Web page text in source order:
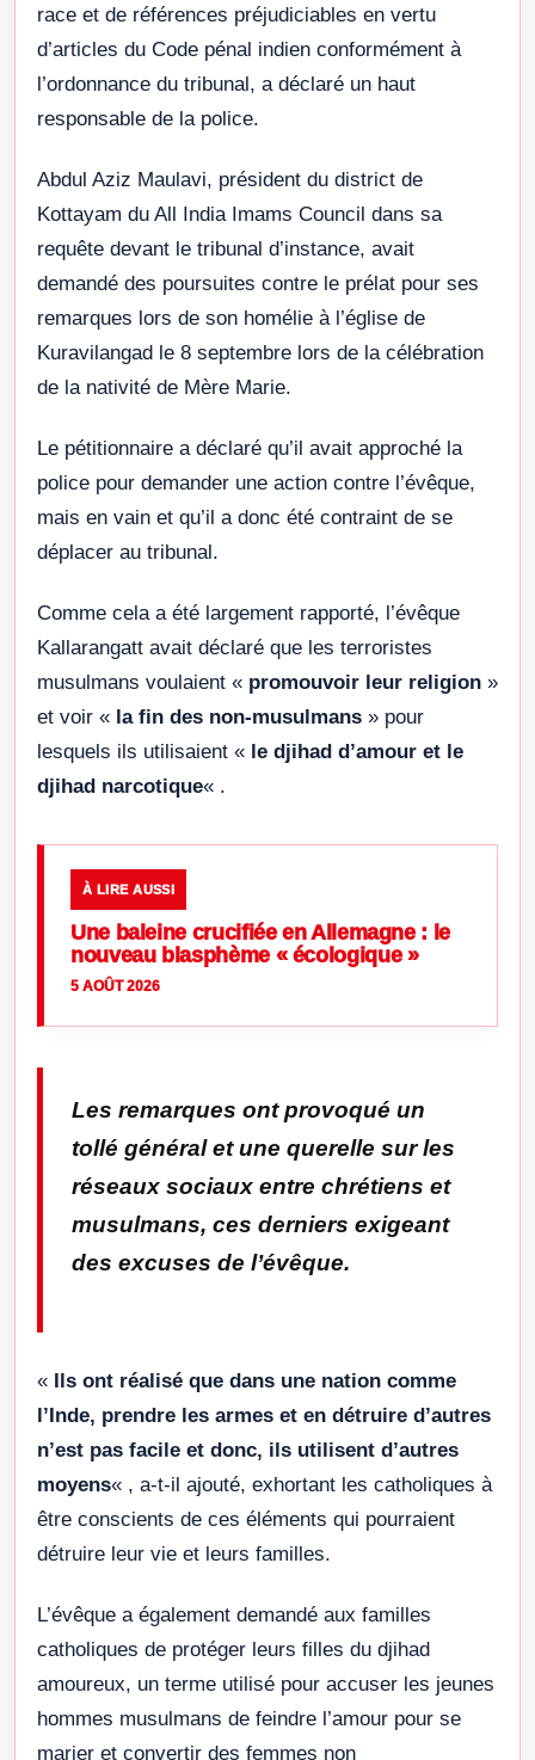
race et de références préjudiciables en vertu
d’articles du Code pénal indien conformément à
l’ordonnance du tribunal, a déclaré un haut
responsable de la police.
Abdul Aziz Maulavi, président du district de
Kottayam du All India Imams Council dans sa
requête devant le tribunal d’instance, avait
demandé des poursuites contre le prélat pour ses
remarques lors de son homélie à l’église de
Kuravilangad le 8 septembre lors de la célébration
de la nativité de Mère Marie.
Le pétitionnaire a déclaré qu’il avait approché la
police pour demander une action contre l’évêque,
mais en vain et qu’il a donc été contraint de se
déplacer au tribunal.
Comme cela a été largement rapporté, l’évêque
Kallarangatt avait déclaré que les terroristes
musulmans voulaient « promouvoir leur religion »
et voir « la fin des non-musulmans » pour
lesquels ils utilisaient « le djihad d’amour et le
djihad narcotique« .
À LIRE AUSSI
Une baleine crucifiée en Allemagne : le
nouveau blasphème « écologique »
5 AOÛT 2026
Les remarques ont provoqué un
tollé général et une querelle sur les
réseaux sociaux entre chrétiens et
musulmans, ces derniers exigeant
des excuses de l’évêque.
« Ils ont réalisé que dans une nation comme
l’Inde, prendre les armes et en détruire d’autres
n’est pas facile et donc, ils utilisent d’autres
moyens« , a-t-il ajouté, exhortant les catholiques à
être conscients de ces éléments qui pourraient
détruire leur vie et leurs familles.
L’évêque a également demandé aux familles
catholiques de protéger leurs filles du djihad
amoureux, un terme utilisé pour accuser les jeunes
hommes musulmans de feindre l’amour pour se
marier et convertir des femmes non